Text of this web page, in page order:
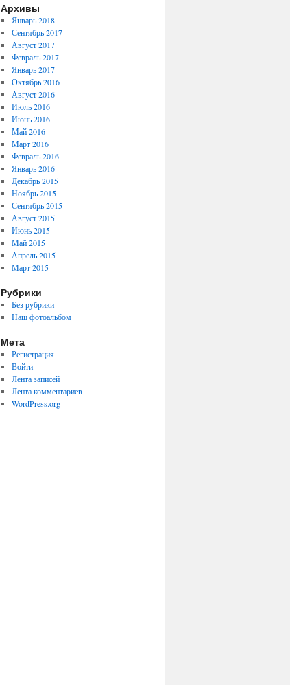
Архивы
Январь 2018
Сентябрь 2017
Август 2017
Февраль 2017
Январь 2017
Октябрь 2016
Август 2016
Июль 2016
Июнь 2016
Май 2016
Март 2016
Февраль 2016
Январь 2016
Декабрь 2015
Ноябрь 2015
Сентябрь 2015
Август 2015
Июнь 2015
Май 2015
Апрель 2015
Март 2015
Рубрики
Без рубрики
Наш фотоальбом
Мета
Регистрация
Войти
Лента записей
Лента комментариев
WordPress.org